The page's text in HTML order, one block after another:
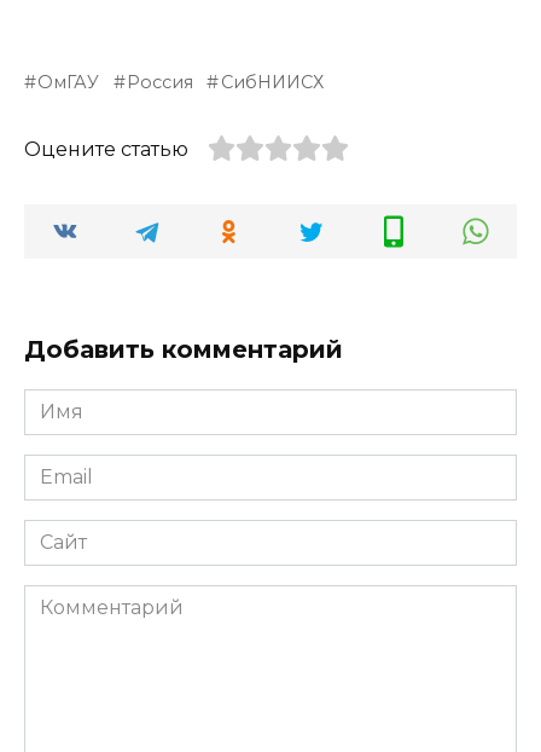
ОмГАУ Россия СибНИИСХ
Оцените статью
Добавить комментарий
Имя
*
Email
*
Сайт
Комментарий